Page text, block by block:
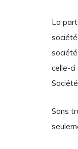
La
celle-ci
Sans